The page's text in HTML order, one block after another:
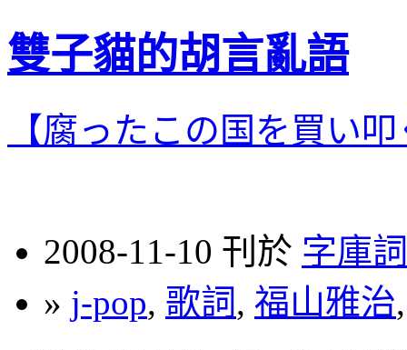
雙子貓的胡言亂語
【腐ったこの国を買い
2008-11-10 刊於 字庫
» j-pop, 歌詞, 福山雅治